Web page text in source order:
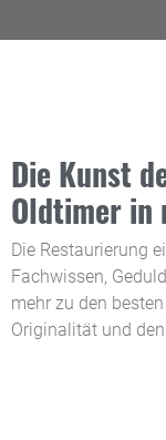
Die Kunst
Oldtimer in
Die Restaurierung
Fachwissen,
mehr zu den
Originalität und